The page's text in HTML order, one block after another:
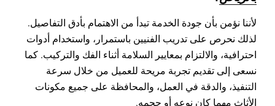
لأننا نؤمن بأن جودة الخدمة تبدأ من الاهتمام بأدق التفاصيل.
لذلك نحرص على تدريب الفنيين باستمرار، واستخدام أدوات
احترافية، والالتزام بمعايير السلامة أثناء الفك والتركيب. كما
نسعى إلى تقديم تجربة مريحة للعميل من خلال سرعة
التنفيذ، والدقة في العمل، والمحافظة على جميع مكونات
الأثاث مهما كان نوعه أو حجمه.